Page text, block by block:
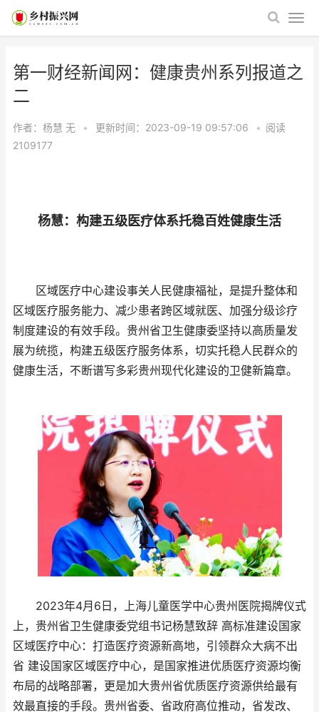
第一财经新闻网：健康贵州系列报道之
二
作者：杨慧 无 • 更新时间：2023-09-19 09:57:06 • 阅读
2109177
杨慧：构建五级医疗体系托稳百姓健康生活
区域医疗中心建设事关人民健康福祉，是提升整体和
区域医疗服务能力、减少患者跨区域就医、加强分级诊疗
制度建设的有效手段。贵州省卫生健康委坚持以高质量发
展为统揽，构建五级医疗服务体系，切实托稳人民群众的
健康生活，不断谱写多彩贵州现代化建设的卫健新篇章。
2023年4月6日，上海儿童医学中心贵州医院揭牌仪式
上，贵州省卫生健康委党组书记杨慧致辞 高标准建设国家
区域医疗中心：打造医疗资源新高地，引领群众大病不出
省 建设国家区域医疗中心，是国家推进优质医疗资源均衡
布局的战略部署，更是加大贵州省优质医疗资源供给最有
效最直接的手段。贵州省委、省政府高位推动，省发改、